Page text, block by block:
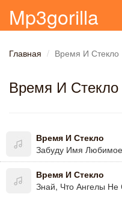
Mp3gorilla
Главная Время И Стекло
Время И Стекло
Время И Стекло
Время И Стекло
Знай, Что Ангелы Не